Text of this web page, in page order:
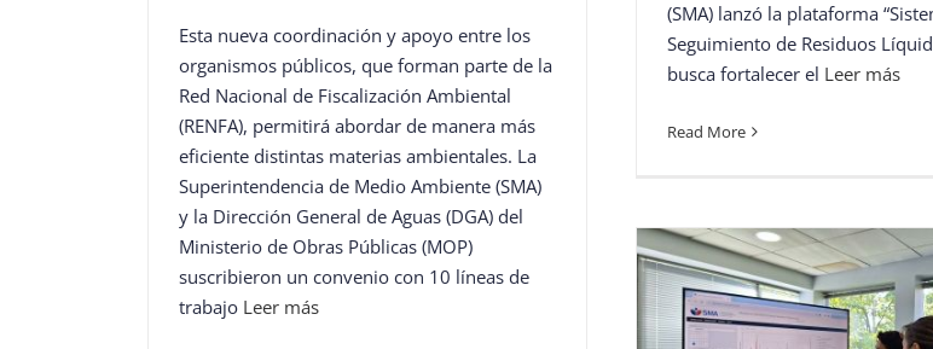
(SMA) lanzó la plataforma
Seguimiento de Residuos
busca fortalecer el Leer más
Read More
Esta nueva coordinación y apoyo entre los
organismos públicos, que forman parte de la
Red Nacional de Fiscalización Ambiental
(RENFA), permitirá abordar de manera más
eficiente distintas materias ambientales. La
Superintendencia de Medio Ambiente (SMA)
y la Dirección General de Aguas (DGA) del
Ministerio de Obras Públicas (MOP)
suscribieron un convenio con 10 líneas de
trabajo Leer más